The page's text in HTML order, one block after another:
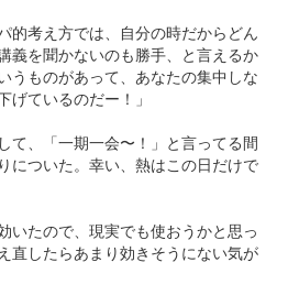
的考え方では、自分の時だからどん
義を聞かないのも勝手、と言えるか
うものがあって、あなたの集中しな
げているのだー！」
て、「一期一会〜！」と言ってる間
についた。幸い、熱はこの日だけで
いたので、現実でも使おうかと思っ
直したらあまり効きそうにない気が